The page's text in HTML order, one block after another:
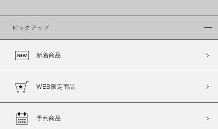
ピックアップ
新着商品
WEB限定商品
予約商品